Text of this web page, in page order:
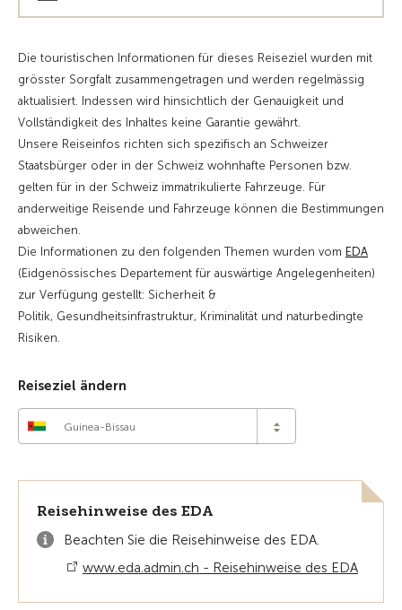
Die touristischen Informationen für dieses Reiseziel wurden mit
grösster Sorgfalt zusammengetragen und werden regelmässig
aktualisiert. Indessen wird hinsichtlich der Genauigkeit und
Vollständigkeit des Inhaltes keine Garantie gewährt.
Unsere Reiseinfos richten sich spezifisch an Schweizer
Staatsbürger oder in der Schweiz wohnhafte Personen bzw.
gelten für in der Schweiz immatrikulierte Fahrzeuge. Für
anderweitige Reisende und Fahrzeuge können die Bestimmungen
abweichen.
Die Informationen zu den folgenden Themen wurden vom EDA
(Eidgenössisches Departement für auswärtige Angelegenheiten)
zur Verfügung gestellt: Sicherheit &
Politik, Gesundheitsinfrastruktur, Kriminalität und naturbedingte
Risiken.
Reiseziel ändern
Guinea-Bissau
Reisehinweise des EDA
Beachten Sie die Reisehinweise des EDA.
www.eda.admin.ch - Reisehinweise des EDA